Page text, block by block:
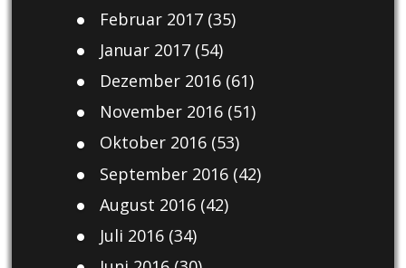
Februar 2017(35)
Januar 2017(54)
Dezember 2016(61)
November 2016(51)
Oktober 2016(53)
September 2016(42)
August 2016(42)
Juli 2016(34)